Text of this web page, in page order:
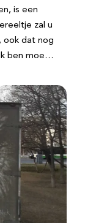
is een
zal u
ook dat nog
ben moe…